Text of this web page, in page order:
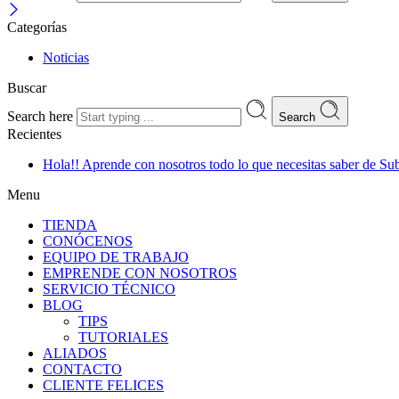
Categorías
Noticias
Buscar
Search here
Search
Recientes
Hola!! Aprende con nosotros todo lo que necesitas saber de
Menu
TIENDA
CONÓCENOS
EQUIPO DE TRABAJO
EMPRENDE CON NOSOTROS
SERVICIO TÉCNICO
BLOG
TIPS
TUTORIALES
ALIADOS
CONTACTO
CLIENTE FELICES